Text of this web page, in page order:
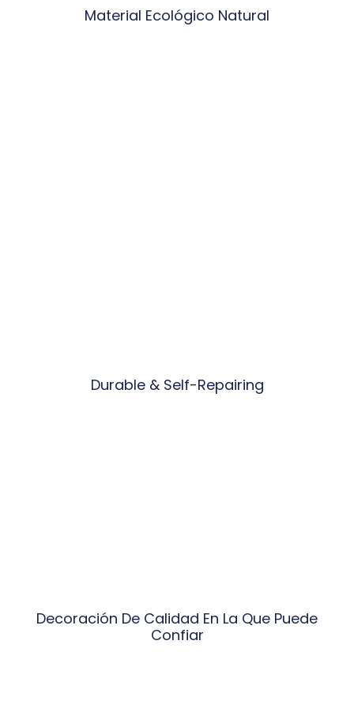
Material Ecológico Natural
Durable & Self-Repairing
Decoración De Calidad En La Que Puede
Confiar